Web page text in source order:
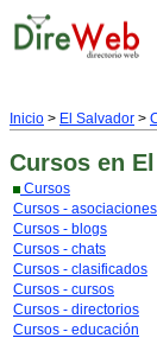
Inicio > El Salvador >
Cursos en
Cursos
Cursos - asociaciones
Cursos - blogs
Cursos - chats
Cursos - clasificados
Cursos - cursos
Cursos - directorios
Cursos - educación